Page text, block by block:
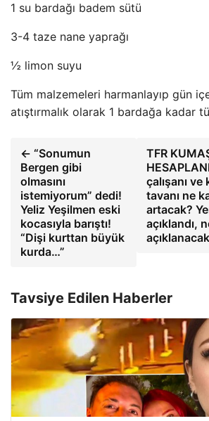
1 su bardağı badem sütü
3-4 taze nane yaprağı
½ limon suyu
Tüm malzemeleri harmanlayıp gün
atıştırmalık olarak 1 bardağa kadar
← “Sonumun
Bergen gibi
olmasını
istemiyorum” dedi!
Yeliz Yeşilmen eski
kocasıyla barıştı!
“Dişi kurttan büyük
kurda…”
TFR
çalışanı ve
tavanı ne
artacak?
açıklandı,
Tavsiye Edilen Haberler